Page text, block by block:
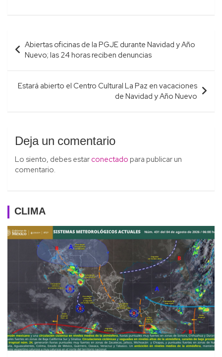
Navegación
de
entradas
Abiertas oficinas de la PGJE durante Navidad y Año
Nuevo; las 24 horas reciben denuncias
Estará abierto el Centro Cultural La Paz en vacaciones
de Navidad y Año Nuevo
Deja un comentario
Lo siento, debes estar conectado para publicar un
comentario.
CLIMA